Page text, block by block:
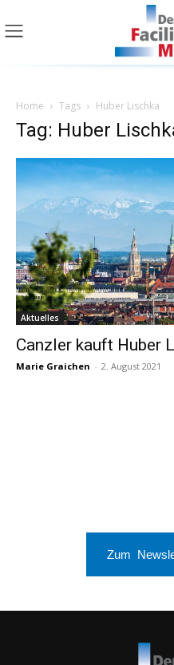
Home Tags Huber Lischka
Tag: Huber
Aktuelles
Canzler kauft Huber
Marie Graichen - 2. August 2021
Zum